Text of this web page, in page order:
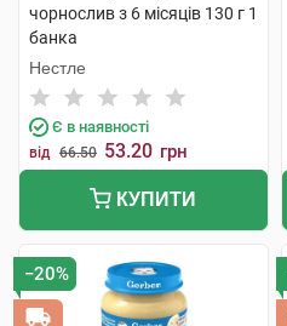
чорнослив з 6 місяців 130 г 1
банка
Нестле
Є в наявності
від 66.50 53.20 грн
КУПИТИ
−20%